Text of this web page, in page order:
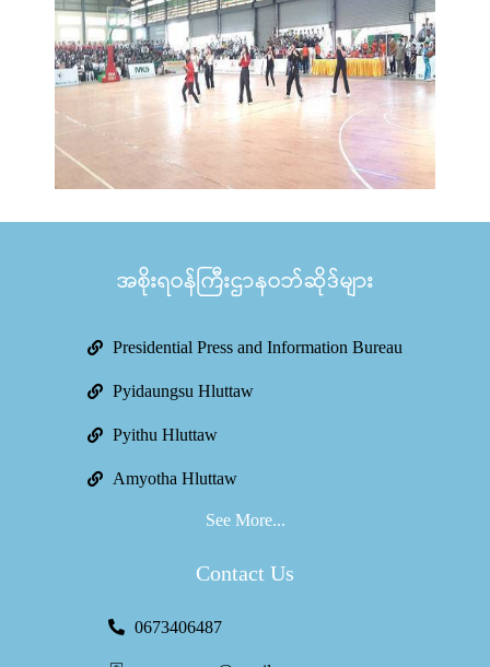
အစိုးရဝန်ကြီးဌာနဝဘ်ဆိုဒ်များ
Presidential Press and Information Bureau
Pyidaungsu Hluttaw
Pyithu Hluttaw
Amyotha Hluttaw
See More...
Contact Us
0673406487